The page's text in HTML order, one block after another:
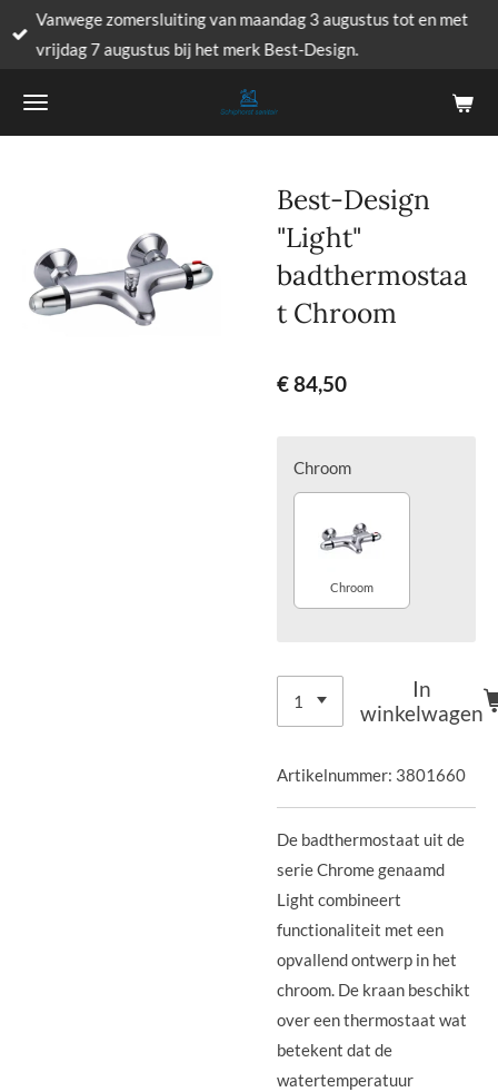
Ga
direct
de
Vanwege zomersluiting van maandag 3 augustus tot en met
vrijdag 7 augustus bij het merk Best-Design.
Best-Design
"Light"
badthermostaa
t Chroom
€ 84,50
Chroom
Chroom
In
winkelwagen
Artikelnummer: 3801660
De badthermostaat uit de
serie Chrome genaamd
Light combineert
functionaliteit met een
opvallend ontwerp in het
chroom. De kraan beschikt
over een thermostaat wat
betekent dat de
watertemperatuur